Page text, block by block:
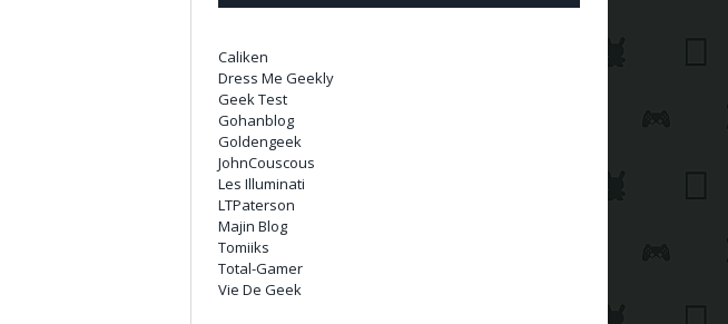
Caliken
Dress Me Geekly
Geek Test
Gohanblog
Goldengeek
JohnCouscous
Les Illuminati
LTPaterson
Majin Blog
Tomiiks
Total-Gamer
Vie De Geek